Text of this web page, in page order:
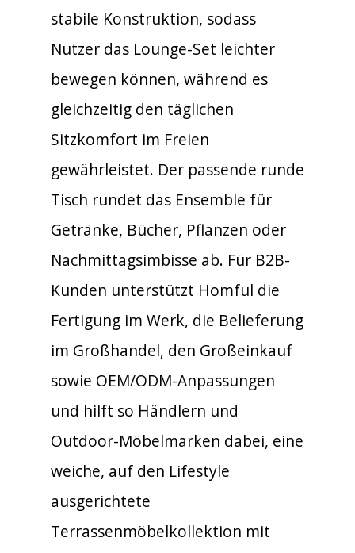
stabile Konstruktion, sodass
Nutzer das Lounge-Set leichter
bewegen können, während es
gleichzeitig den täglichen
Sitzkomfort im Freien
gewährleistet. Der passende runde
Tisch rundet das Ensemble für
Getränke, Bücher, Pflanzen oder
Nachmittagsimbisse ab. Für B2B-
Kunden unterstützt Homful die
Fertigung im Werk, die Belieferung
im Großhandel, den Großeinkauf
sowie OEM/ODM-Anpassungen
und hilft so Händlern und
Outdoor-Möbelmarken dabei, eine
weiche, auf den Lifestyle
ausgerichtete
Terrassenmöbelkollektion mit